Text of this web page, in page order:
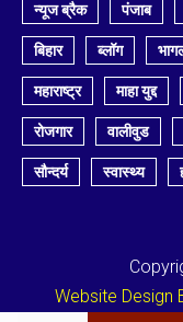
न्यूज ब्रैक पंजाब
बिहार ब्लॉग
महाराष्ट्र माहा युद्द
रोजगार वालीवुड
सौन्दर्य स्वास्थ्य
Website Design